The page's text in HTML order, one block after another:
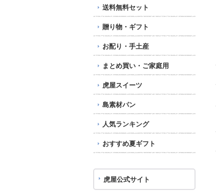
送料無料セット
贈り物・ギフト
お配り・手土産
まとめ買い・ご家庭用
虎屋スイーツ
島素材パン
人気ランキング
おすすめ夏ギフト
虎屋公式サイト